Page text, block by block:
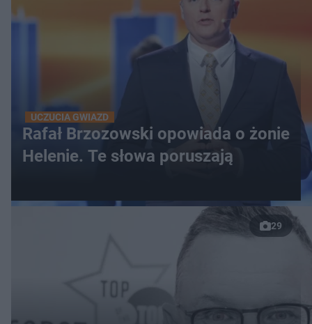
UCZUCIA GWIAZD
Rafał Brzozowski opowiada o żonie
Helenie. Te słowa poruszają
29